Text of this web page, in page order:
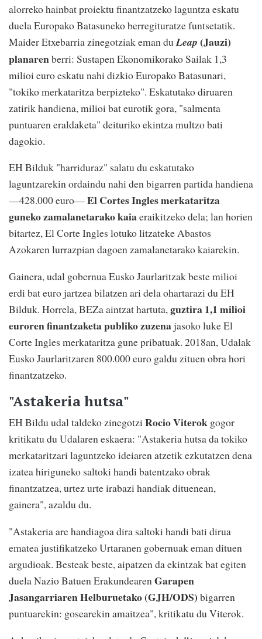
alorreko hainbat proiektu finantzatzeko laguntza eskatu
duela Europako Batasuneko berregituratze funtsetatik.
Maider Etxebarria zinegotziak eman du Leap (Jauzi)
planarenberri: Sustapen Ekonomikorako Sailak 1,3
milioi euro eskatu nahi dizkio Europako Batasunari,
"tokiko merkataritza berpizteko". Eskatutako diruaren
zatirik handiena, milioi bat eurotik gora, "salmenta
puntuaren eraldaketa" deituriko ekintza multzo bati
dagokio.
EH Bilduk "harriduraz" salatu du eskatutako
laguntzarekin ordaindu nahi den bigarren partida handiena
—428.000 euro—El Cortes Ingles merkataritza
guneko zamalanetarako kaiaeraikitzeko dela; lan horien
bitartez, El Corte Ingles lotuko litzateke Abastos
Azokaren lurrazpian dagoen zamalanetarako kaiarekin.
Gainera, udal gobernua Eusko Jaurlaritzak beste milioi
erdi bat euro jartzea bilatzen ari dela ohartarazi du EH
Bilduk. Horrela, BEZa aintzat hartuta,guztira 1,1 milioi
euroren finantzaketa publiko zuzenajasoko luke El
Corte Ingles merkataritza gune pribatuak. 2018an, Udalak
Eusko Jaurlaritzaren 800.000 euro galdu zituen obra hori
finantzatzeko.
"Astakeria hutsa"
EH Bildu udal taldeko zinegotziRocio Viterok gogor
kritikatu du Udalaren eskaera: "Astakeria hutsa da tokiko
merkataritzari laguntzeko ideiaren atzetik ezkutatzen dena
izatea hiriguneko saltoki handi batentzako obrak
finantzatzea, urtez urte irabazi handiak dituenean,
gainera", azaldu du.
"Astakeria are handiagoa dira saltoki handi bati dirua
ematea justifikatzeko Urtaranen gobernuak eman dituen
argudioak. Besteak beste, aipatzen da ekintzak bat egiten
duela Nazio Batuen ErakundearenGarapen
Jasangarriaren Helburuetako (GJH/ODS) bigarren
puntuarekin: gosearekin amaitzea", kritikatu du Viterok.